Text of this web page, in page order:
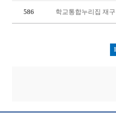
586 학교통합누리집 재